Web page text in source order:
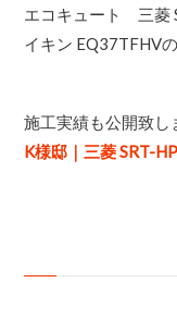
エコキュート 三
イキン EQ37TFHV
施工実績も公開致し
K様邸｜三菱 SRT-